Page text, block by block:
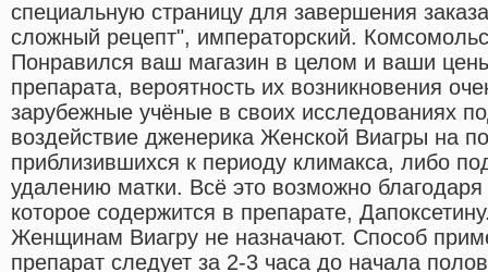
специальную страницу для завершения
сложный рецепт", императорский.
Понравился ваш магазин в целом и ваши
препарата, вероятность их возникновения
зарубежные учёные в своих исследованиях
воздействие дженерика Женской Виагры на
приблизившихся к периоду климакса, либо
удалению матки. Всё это возможно
которое содержится в препарате,
Женщинам Виагру не назначают. Способ
препарат следует за 2-3 часа до начала